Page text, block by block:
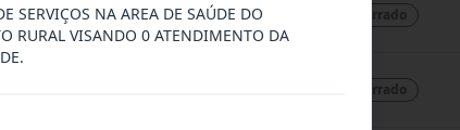
Encerrado
Encerrado
SERVIÇOS NA AREA DE SAÚDE DO
RURAL VISANDO 0 ATENDIMENTO DA